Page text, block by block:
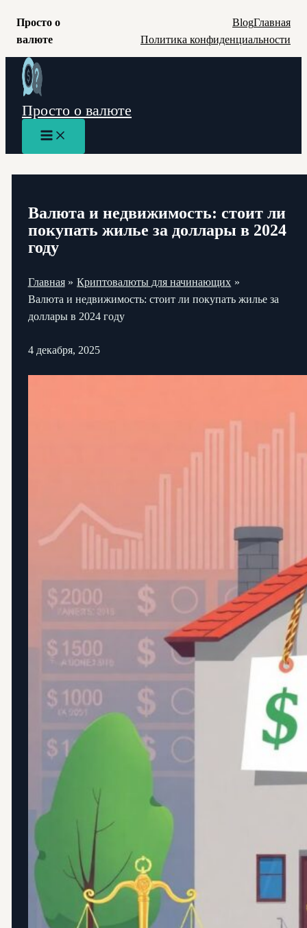
Просто о
валюте
BlogГлавная
Политика конфиденциальности
Перейти
содержимому
Просто о валюте
Main
Menu
Валюта и недвижимость: стоит ли
покупать жилье за доллары в 2024
году
Главная
Криптовалюты для начинающих
Валюта и недвижимость: стоит ли покупать жилье за
доллары в 2024 году
4 декабря, 2025